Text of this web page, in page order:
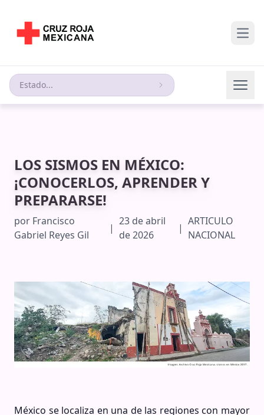
Estado...
LOS SISMOS EN MÉXICO:
¡CONOCERLOS, APRENDER Y
PREPARARSE!
por Francisco
Gabriel Reyes Gil
|
23 de abril
de 2026
|
ARTICULO
NACIONAL
México se localiza en una de las regiones con mayor